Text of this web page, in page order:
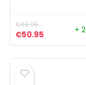
€88.95
Oorspronkelijke
€50.95 Huidige+